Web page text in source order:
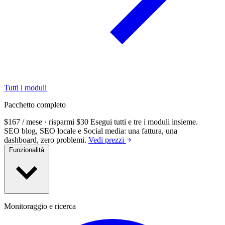
Tutti i moduli
Pacchetto completo
$167 / mese · risparmi $30 Esegui tutti e tre i moduli insieme.
SEO blog, SEO locale e Social media: una fattura, una
dashboard, zero problemi. Vedi prezzi
Monitoraggio e ricerca